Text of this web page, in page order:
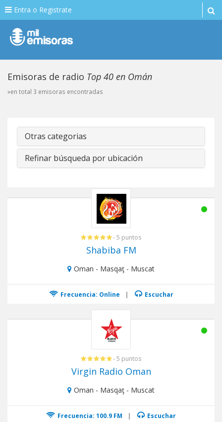
Entra o Registrate
Emisoras de radio Top 40 en Omán
»en total 3 emisoras encontradas
Otras categorias
Refinar búsqueda por ubicación
- 5 puntos
Shabiba FM
Oman - Masqaţ - Muscat
Frecuencia: Online | Escuchar
- 5 puntos
Virgin Radio Oman
Oman - Masqaţ - Muscat
Frecuencia: 100.9 FM | Escuchar